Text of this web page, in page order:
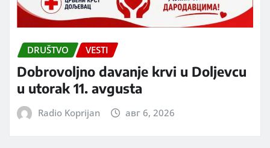
DRUŠTVO VESTI
Dobrovoljno davanje krvi u Doljevcu
u utorak 11. avgusta
Radio Koprijan авг 6, 2026